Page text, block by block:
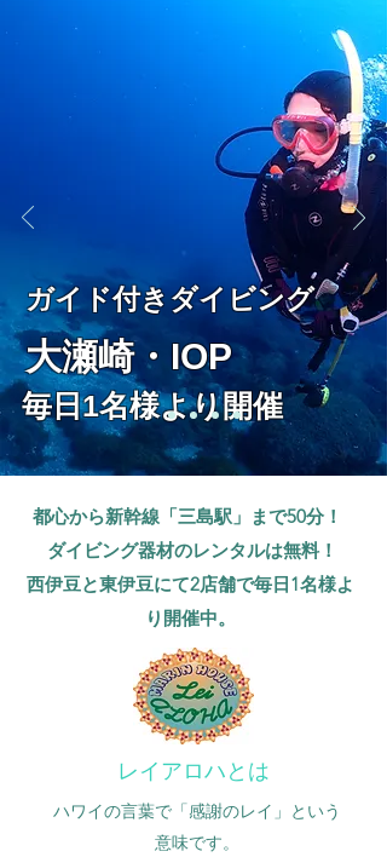
​ガイド付きダイビング
​大瀬崎・IOP
毎日1名様より開催
都心から新幹線「三島駅」まで50分！
ダイビング器材のレンタルは無料！
​西伊豆と東伊豆にて2店舗で毎日1名様よ
り開催中。
​レイアロハとは
ハワイの言葉で「感謝のレイ」という
意味です。